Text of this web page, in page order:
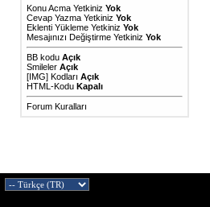
Konu Acma Yetkiniz Yok
Cevap Yazma Yetkiniz Yok
Eklenti Yükleme Yetkiniz Yok
Mesajınızı Değiştirme Yetkiniz Yok
BB kodu Açık
Smileler Açık
[IMG] Kodları Açık
HTML-Kodu Kapalı
Forum Kuralları